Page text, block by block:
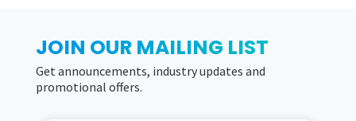
JOIN OUR MAILING LIST
Get announcements, industry updates and
promotional offers.